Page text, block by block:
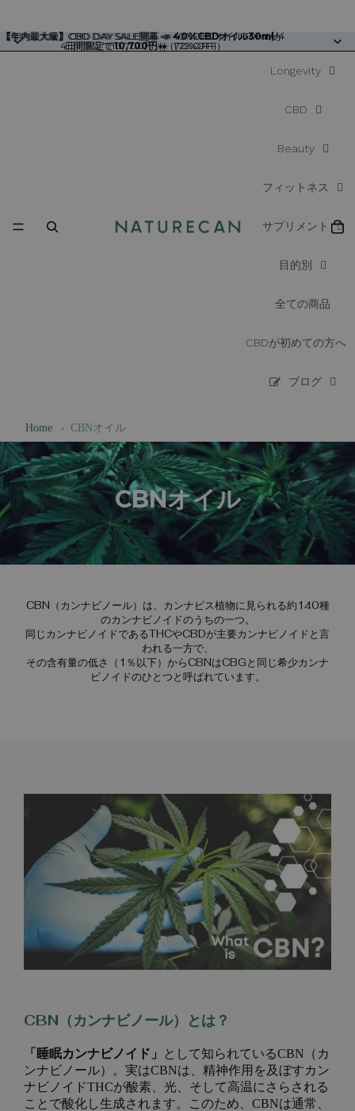
【年内最大級】CBD DAY SALE開幕 📣40%CBDオイル30mlが
4日間限定で10,700円☀️（72%OFF）
【年内最大級】CBD DAY SALE開幕 📣 40%CBDオイル30mlが4
日間限定で10,700円 ☀️（72%OFF）
Longevity
CBD
Beauty
フィットネス
サプリメント
目的別
全ての商品
CBDが初めての方へ
ブログ
Home › CBNオイル
CBNオイル
CBN（カンナビノール）は、カンナビス植物に見られる約140種
のカンナビノイドのうちの一つ。
同じカンナビノイドであるTHCやCBDが主要カンナビノイドと言
われる一方で、
その含有量の低さ（1％以下）からCBNはCBGと同じ希少カンナ
ビノイドのひとつと呼ばれています。
CBN（カンナビノール）とは？
「睡眠カンナビノイド」
として知られているCBN（カ
ンナビノール）。実はCBNは、精神作用を及ぼすカン
ナビノイドTHCが酸素、光、そして高温にさらされる
ことで酸化し生成されます。このため、CBNは通常、